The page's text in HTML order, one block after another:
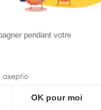
pendant votre
OK pour moi
- Tous droits réservés